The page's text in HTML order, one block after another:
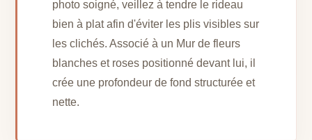
photo soigné, veillez à tendre le rideau
bien à plat afin d'éviter les plis visibles sur
les clichés. Associé à un Mur de fleurs
blanches et roses positionné devant lui, il
crée une profondeur de fond structurée et
nette.